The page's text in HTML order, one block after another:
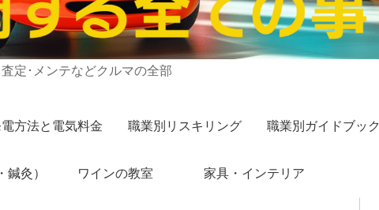
定･メンテなどクルマの全部
方法と電気料金 職業別リスキリング 職業別ガイドブック
鍼灸） ワインの教室 家具・インテリア